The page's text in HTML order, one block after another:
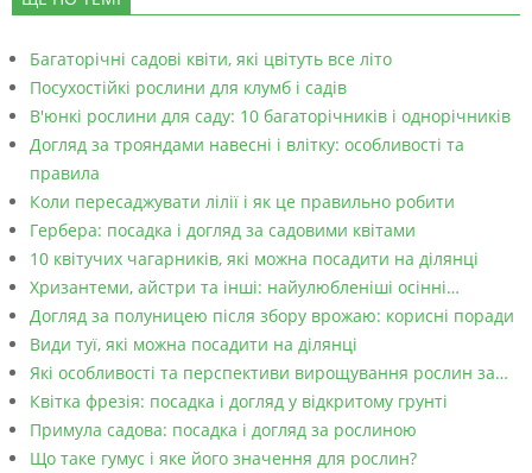
Багаторічні садові квіти, які цвітуть все літо
Посухостійкі рослини для клумб і садів
В'юнкі рослини для саду: 10 багаторічників і однорічників
Догляд за трояндами навесні і влітку: особливості та
правила
Коли пересаджувати лілії і як це правильно робити
Гербера: посадка і догляд за садовими квітами
10 квітучих чагарників, які можна посадити на ділянці
Хризантеми, айстри та інші: найулюбленіші осінні…
Догляд за полуницею після збору врожаю: корисні поради
Види туї, які можна посадити на ділянці
Які особливості та перспективи вирощування рослин за…
Квітка фрезія: посадка і догляд у відкритому грунті
Примула садова: посадка і догляд за рослиною
Що таке гумус і яке його значення для рослин?